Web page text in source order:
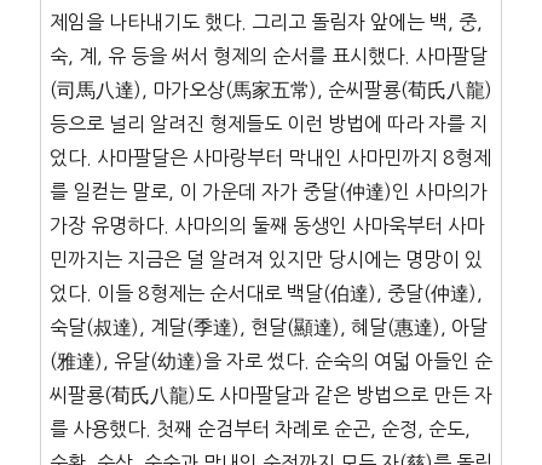
제임을 나타내기도 했다. 그리고 돌림자 앞에는 백, 중,
숙, 계, 유 등을 써서 형제의 순서를 표시했다. 사마팔달
(司馬八達), 마가오상(馬家五常), 순씨팔룡(荀氏八龍)
등으로 널리 알려진 형제들도 이런 방법에 따라 자를 지
었다. 사마팔달은 사마랑부터 막내인 사마민까지 8형제
를 일컫는 말로, 이 가운데 자가 중달(仲達)인 사마의가
가장 유명하다. 사마의의 둘째 동생인 사마욱부터 사마
민까지는 지금은 덜 알려져 있지만 당시에는 명망이 있
었다. 이들 8형제는 순서대로 백달(伯達), 중달(仲達),
숙달(叔達), 계달(季達), 현달(顯達), 혜달(惠達), 아달
(雅達), 유달(幼達)을 자로 썼다. 순숙의 여덟 아들인 순
씨팔룡(荀氏八龍)도 사마팔달과 같은 방법으로 만든 자
를 사용했다. 첫째 순검부터 차례로 순곤, 순정, 순도,